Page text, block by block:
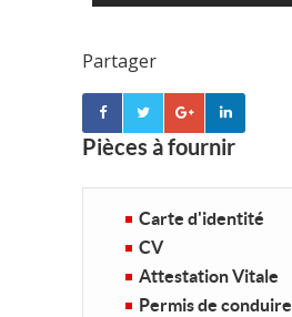
Partager
Pièces à fournir
Carte d'identité
CV
Attestation Vitale
Permis de conduire